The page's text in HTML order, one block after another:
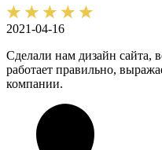
2021-04-16
Сделали нам дизайн сайта,
работает правильно,
компании.